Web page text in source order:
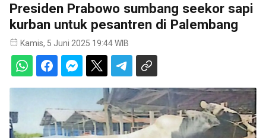
Presiden Prabowo sumbang seekor sapi
kurban untuk pesantren di Palembang
Kamis, 5 Juni 2025 19:44 WIB